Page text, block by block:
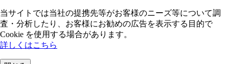
当サイトでは当社の提携先等がお客様のニーズ等について調
査・分析したり、お客様にお勧めの広告を表⽰する⽬的で
Cookie を使⽤する場合があります。
詳しくはこちら